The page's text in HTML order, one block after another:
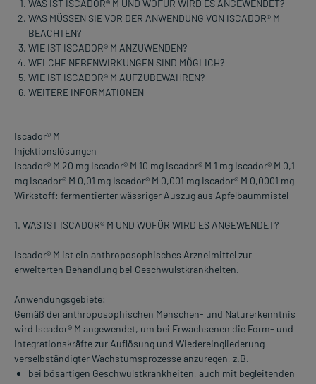
WAS IST ISCADOR® M UND WOFÜR WIRD ES ANGEWENDET?
WAS MÜSSEN SIE VOR DER ANWENDUNG VON ISCADOR® M
BEACHTEN?
WIE IST ISCADOR® M ANZUWENDEN?
WELCHE NEBENWIRKUNGEN SIND MÖGLICH?
WIE IST ISCADOR® M AUFZUBEWAHREN?
WEITERE INFORMATIONEN
Iscador® M
Injektionslösungen
Iscador® M 20 mg Iscador® M 10 mg Iscador® M 1 mg Iscador® M 0,1
mg Iscador® M 0,01 mg Iscador® M 0,001 mg Iscador® M 0,0001 mg
Wirkstoff: fermentierter wässriger Auszug aus Apfelbaummistel
1. WAS IST ISCADOR® M UND WOFÜR WIRD ES ANGEWENDET?
Iscador® M ist ein anthroposophisches Arzneimittel zur
erweiterten Behandlung bei Geschwulstkrankheiten.
Anwendungsgebiete:
Gemäß der anthroposophischen Menschen- und Naturerkenntnis
wird Iscador® M angewendet, um bei Erwachsenen die Form- und
Integrationskräfte zur Auflösung und Wiedereingliederung
verselbständigter Wachstumsprozesse anzuregen, z.B.
bei bösartigen Geschwulstkrankheiten, auch mit begleitenden